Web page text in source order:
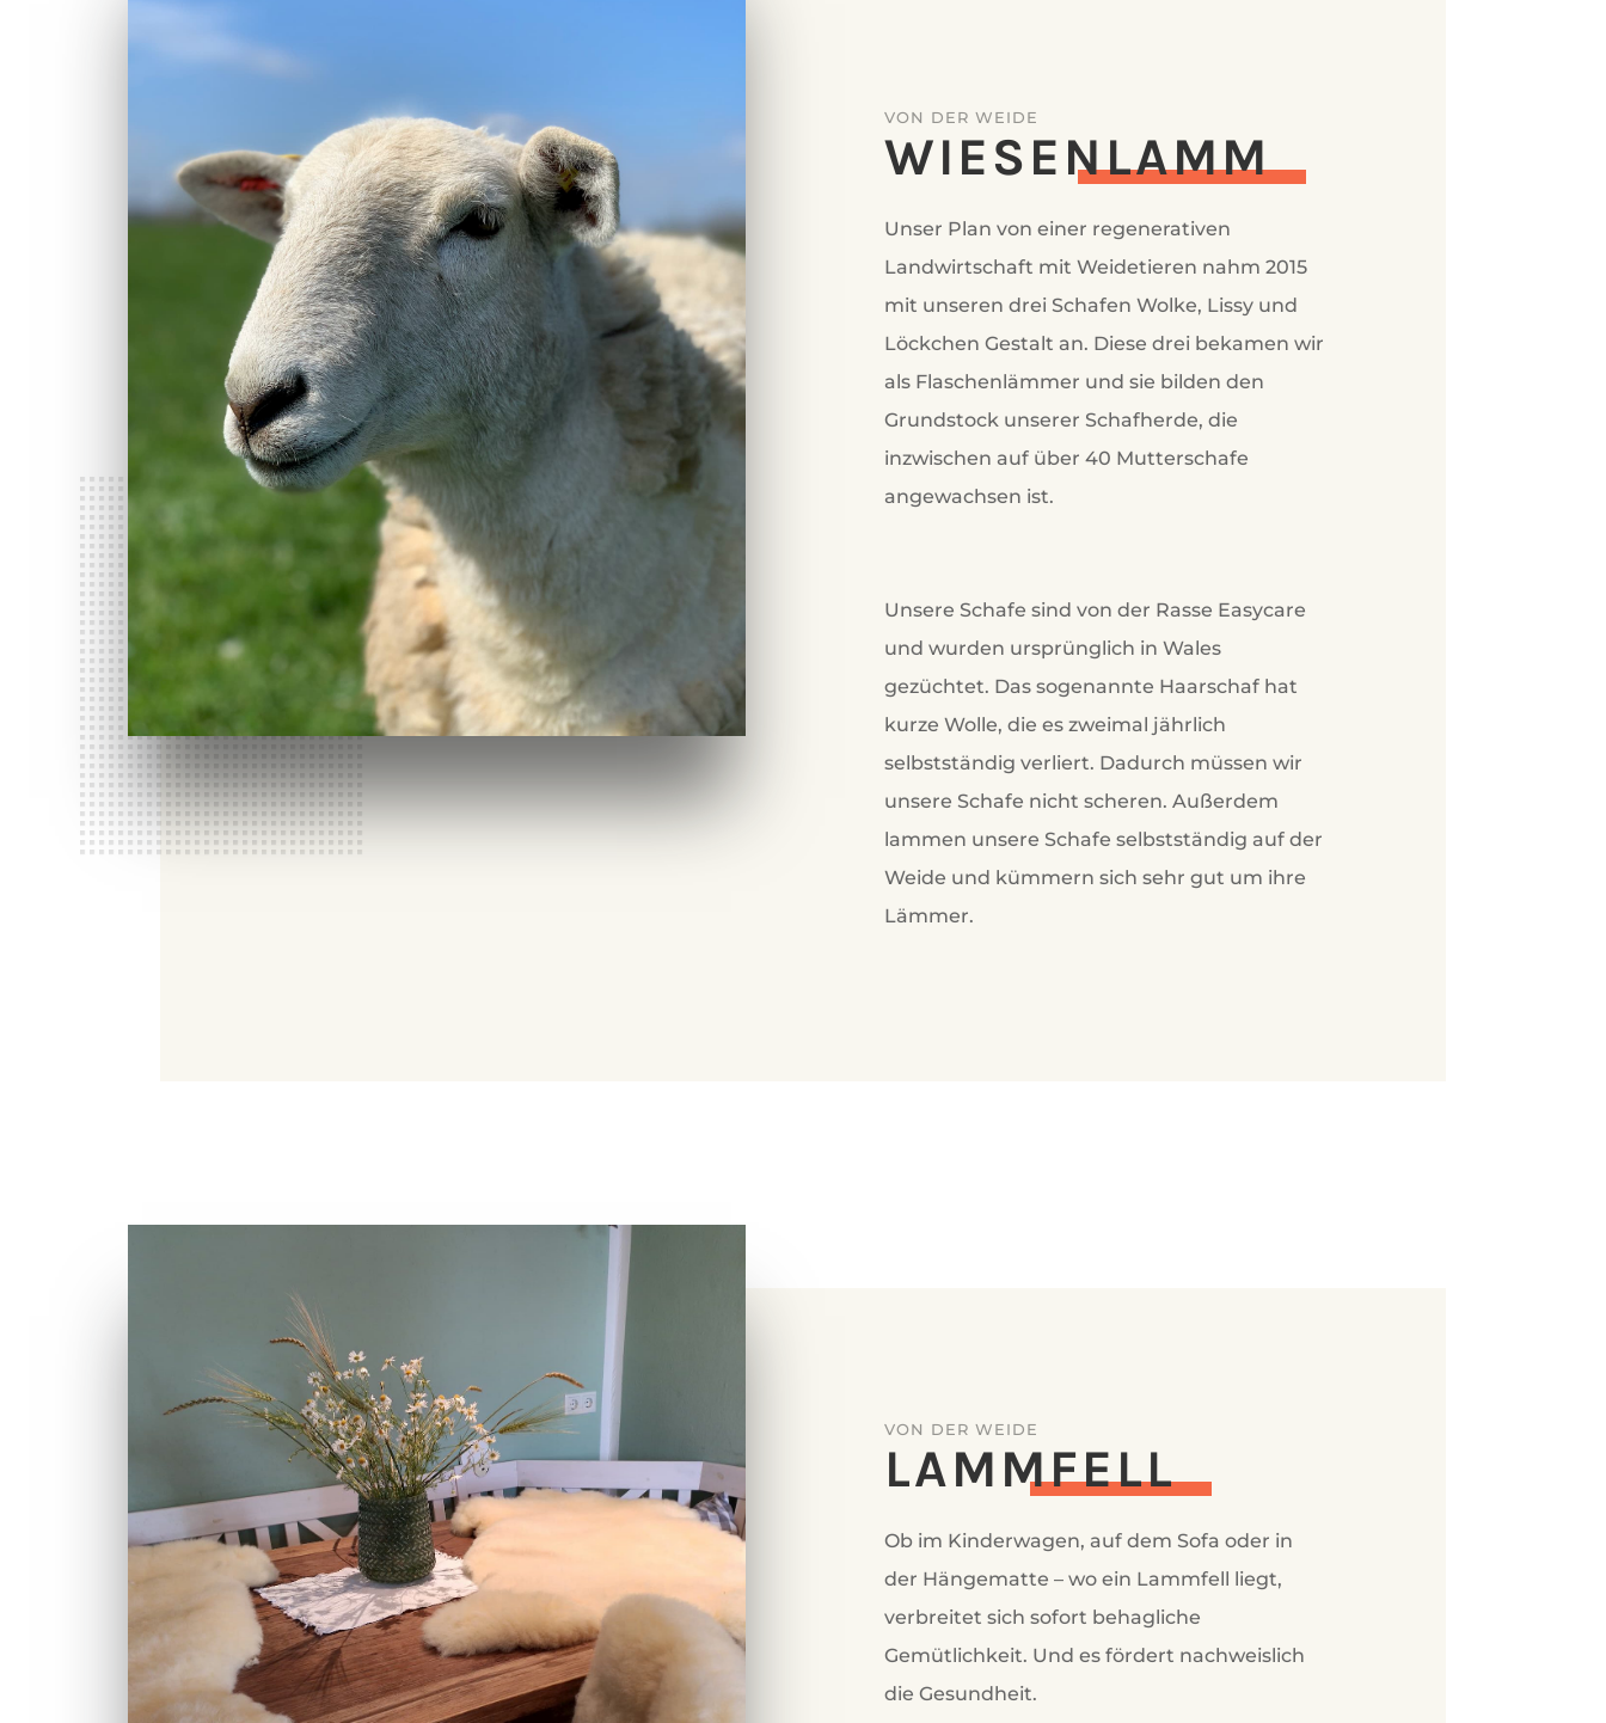
VON DER WEIDE
WIESEN­LAMM
Unser Plan von einer regenerativen
Landwirtschaft mit Weidetieren nahm 2015
mit unseren drei Schafen Wolke, Lissy und
Löckchen Gestalt an. Diese drei bekamen wir
als Flaschenlämmer und sie bilden den
Grundstock unserer Schafherde, die
inzwischen auf über 40 Mutterschafe
angewachsen ist.
Unsere Schafe sind von der Rasse Easycare
und wurden ursprünglich in Wales
gezüchtet. Das sogenannte Haarschaf hat
kurze Wolle, die es zweimal jährlich
selbstständig verliert. Dadurch müssen wir
unsere Schafe nicht scheren. Außerdem
lammen unsere Schafe selbstständig auf der
Weide und kümmern sich sehr gut um ihre
Lämmer.
VON DER WEIDE
LAMM­FELL
Ob im Kinderwagen, auf dem Sofa oder in
der Hängematte – wo ein Lammfell liegt,
verbreitet sich sofort behagliche
Gemütlichkeit. Und es fördert nachweislich
die Gesundheit.